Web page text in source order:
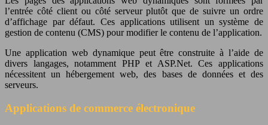
l’entrée côté client ou côté serveur plutôt que de suivre un ordre
d’affichage par défaut. Ces applications utilisent un système de
gestion de contenu (CMS) pour modifier le contenu de l’application.
Une application web dynamique peut être construite à l’aide de
divers langages, notamment PHP et ASP.Net. Ces applications
nécessitent un hébergement web, des bases de données et des
serveurs.
Applications de commerce électronique